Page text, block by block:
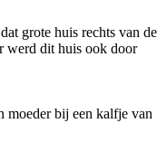
grote huis rechts van de
werd dit huis ook door
moeder bij een kalfje van